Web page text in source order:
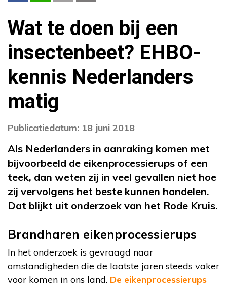
Wat te doen bij een
insectenbeet? EHBO-
kennis Nederlanders
matig
Publicatiedatum: 18 juni 2018
Als Nederlanders in aanraking komen met
bijvoorbeeld de eikenprocessierups of een
teek, dan weten zij in veel gevallen niet hoe
zij vervolgens het beste kunnen handelen.
Dat blijkt uit onderzoek van het Rode Kruis.
Brandharen eikenprocessierups
In het onderzoek is gevraagd naar
omstandigheden die de laatste jaren steeds vaker
voor komen in ons land. De eikenprocessierups